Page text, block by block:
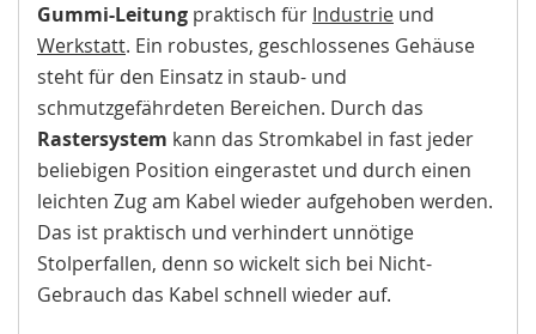
Gummi-Leitung praktisch für Industrie und
Werkstatt. Ein robustes, geschlossenes Gehäuse
steht für den Einsatz in staub- und
schmutzgefährdeten Bereichen. Durch das
Rastersystem kann das Stromkabel in fast jeder
beliebigen Position eingerastet und durch einen
leichten Zug am Kabel wieder aufgehoben werden.
Das ist praktisch und verhindert unnötige
Stolperfallen, denn so wickelt sich bei Nicht-
Gebrauch das Kabel schnell wieder auf.